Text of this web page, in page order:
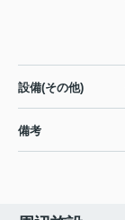
設備(その他)
備考